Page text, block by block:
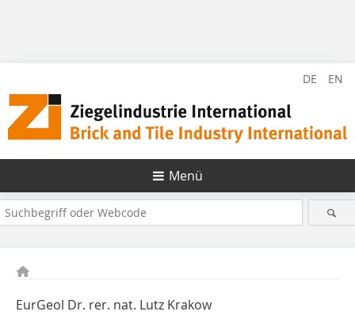
DE EN
Menü
EurGeol Dr. rer. nat. Lutz Krakow